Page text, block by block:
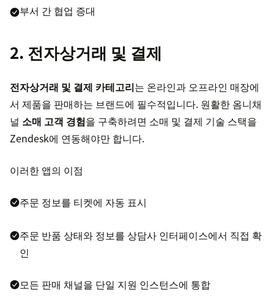
부서 간 협업 증대
2. 전자상거래 및 결제
전자상거래 및 결제 카테고리는 온라인과 오프라인 매장에
서 제품을 판매하는 브랜드에 필수적입니다. 원활한 옴니채
널 소매 고객 경험을 구축하려면 소매 및 결제 기술 스택을
Zendesk에 연동해야만 합니다.
이러한 앱의 이점
주문 정보를 티켓에 자동 표시
주문 반품 상태와 정보를 상담사 인터페이스에서 직접 확
인
모든 판매 채널을 단일 지원 인스턴스에 통합